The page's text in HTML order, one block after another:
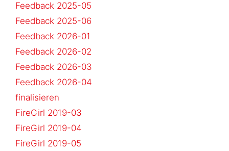
Feedback 2025-05
Feedback 2025-06
Feedback 2026-01
Feedback 2026-02
Feedback 2026-03
Feedback 2026-04
finalisieren
FireGirl 2019-03
FireGirl 2019-04
FireGirl 2019-05